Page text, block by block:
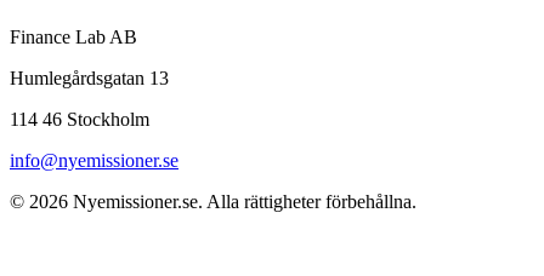
Finance Lab AB
Humlegårdsgatan 13
114 46 Stockholm
info@nyemissioner.se
© 2026 Nyemissioner.se. Alla rättigheter förbehållna.